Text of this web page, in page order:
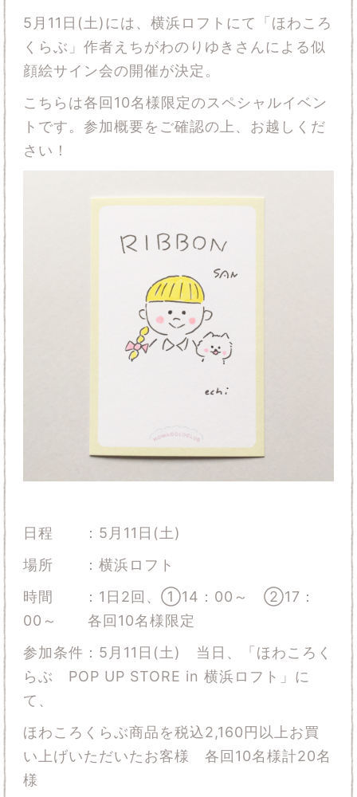
5月11日(土)には、横浜ロフトにて「ほわころ
くらぶ」作者えちがわのりゆきさんによる似
顔絵サイン会の開催が決定。
こちらは各回10名様限定のスペシャルイベン
トです。参加概要をご確認の上、お越しくだ
さい！
日程 ：5月11日(土)
場所 ：横浜ロフト
時間 ：1日2回、①14：00～ ②17：
00～ 各回10名様限定
参加条件： 5 月11日 (土)
当日、「ほわころく
らぶ POP UP STORE in 横浜ロフト」に
て、
ほわころくらぶ商品を税込2,160円以上お買
い上げいただいたお客様 各回10名様計20名
様